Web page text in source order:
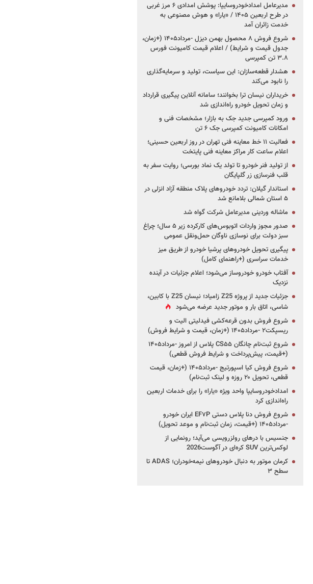
مدیرعامل امدادخودروسایپا: پوشش امدادی ۶ مرز غربی
در طرح اربعین ۱۴۰۵ / «یارا» و هوش مصنوعی به
خدمت زائران آمد
شروع فروش ۸ محصول بهمن دیزل -مرداد۱۴۰۵ (+زمان،
جدول قیمت و شرایط) / اعلام قیمت کامیونت فورس
۳.۸ تن کمپرسی
هشدار قطعه‌سازان: این سیاست، تولید و سرمایه‌گذاری
را نابود می‌کند
خریداران نیسان ترا بخوانند؛ سامانه آنلاین پیگیری قرارداد
و زمان تحویل خودرو راه‌اندازی شد
ورود کمپرسی جدید جک به بازار؛ مشخصات فنی و
امکانات کامیونت کمپرسی جک ۶ تن
فعالیت ۱۱ خط معاینه فنی تهران در روز اربعین حسینی؛
اعلام ساعت کار مراکز معاینه فنی پایتخت
از تولید فنر خودرو تا تولد یک نماد بورسی؛ روایت سفر به
قلب فنرسازی زر گلپایگان
استاندار گیلان: تردد خودروهای پلاک منطقه آزاد انزلی در
۵ استان شمالی بلامانع شد
ماشاله وردینی مدیرعامل شرکت گواه شد
صدور مجوز واردات اتوبوس‌های کارکرده زیر ۵ سال؛ چراغ
سبز دولت برای نوسازی ناوگان حمل‌ونقل عمومی
پیگیری تحویل خودروهای پرشیا خودرو از طریق میز
خدمات سراسری (+راهنمای کامل)
آفتاب خودرو خودروساز می‌شود؛ اعلام جزئیات در آینده
نزدیک
جزئیات جدید از پروژه Z25 زامیاد؛ نیسان Z25 با کابین،
شاسی، اتاق بار و موتور جدید عرضه می‌شود
شروع فروش بدون قرعه‌کشی فیدلیتی الیت و
ریسپکت۲ -مرداد۱۴۰۵ (+زمان، قیمت و شرایط فروش)
شروع ثبت‌نام چانگان CS۵۵ پلاس از امروز -مرداد۱۴۰۵
(+قیمت، پیش‌پرداخت و شرایط فروش قطعی)
شروع فروش کیا اسپورتیج -مرداد۱۴۰۵ (+زمان، قیمت
قطعی، تحویل ۲۰ روزه و لینک ثبت‌نام)
امدادخودروسایپا واحد ویژه «یارا» را برای خدمات اربعین
راه‌اندازی کرد
شروع فروش دنا پلاس دستی EF۷P ایران خودرو
-مرداد۱۴۰۵ (+قیمت، زمان ثبت‌نام و موعد تحویل)
جنسیس با درهای رولزرویسی می‌آید؛ رونمایی از
لوکس‌ترین SUV کره‌ای در آگوست2026
کرمان موتور به دنبال خودروهای نیمه‌خودران؛ ADAS تا
سطح ۳